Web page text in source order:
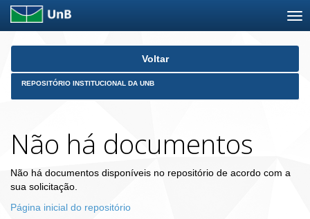
Skip
Voltar
REPOSITÓRIO INSTITUCIONAL DA UNB
Não há documentos
Não há documentos disponíveis no repositório de acordo com a
sua solicitação.
Página inicial do repositório